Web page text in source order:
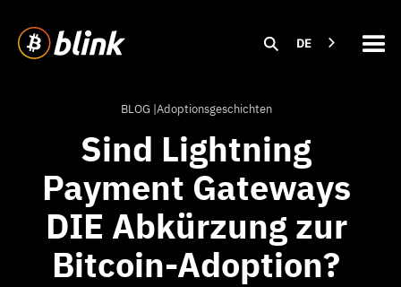
DE
BLOG |Adoptionsgeschichten
Sind Lightning
Payment Gateways
DIE Abkürzung zur
Bitcoin-Adoption?